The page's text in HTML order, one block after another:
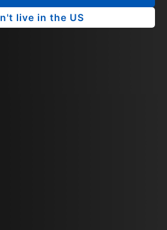
live in the US